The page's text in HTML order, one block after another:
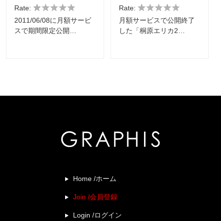
Rate:
2011/06/08に月額サービ
スで期間限定公開…
Rate:
月額サービスで公開終了
した「桐原エリカ2…
Home /ホーム
Join /会員登録
Login /ログイン